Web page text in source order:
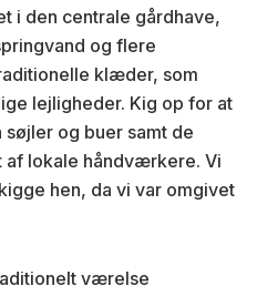
i den centrale gårdhave,
og flere
klæder, som
lejligheder. Kig op for at
og buer samt de
af lokale håndværkere. Vi
hen, da vi var omgivet